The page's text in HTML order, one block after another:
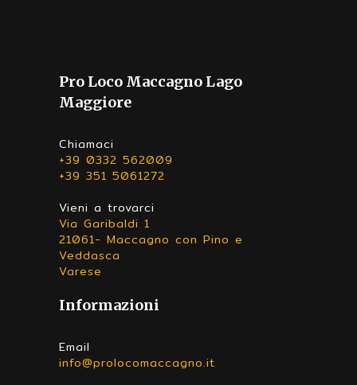
Pro Loco Maccagno Lago
Maggiore
Chiamaci
+39 0332 562009
+39 351 5061272
Vieni a trovarci
Via Garibaldi 1
21061- Maccagno con Pino e
Veddasca
Varese
Informazioni
Email
info@prolocomaccagno.it